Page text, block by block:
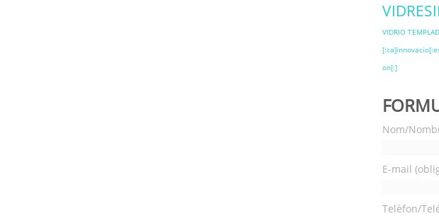
VIDRIO
on[:]
Nom/
E-mail
Telèfon/